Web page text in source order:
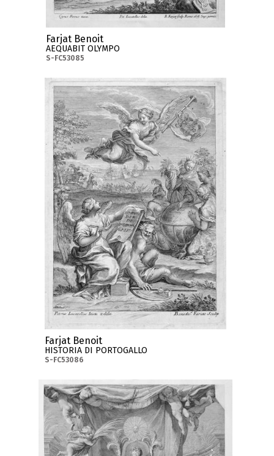
Farjat Benoit
AEQUABIT OLYMPO
S-FC53085
Farjat Benoit
HISTORIA DI PORTOGALLO
S-FC53086